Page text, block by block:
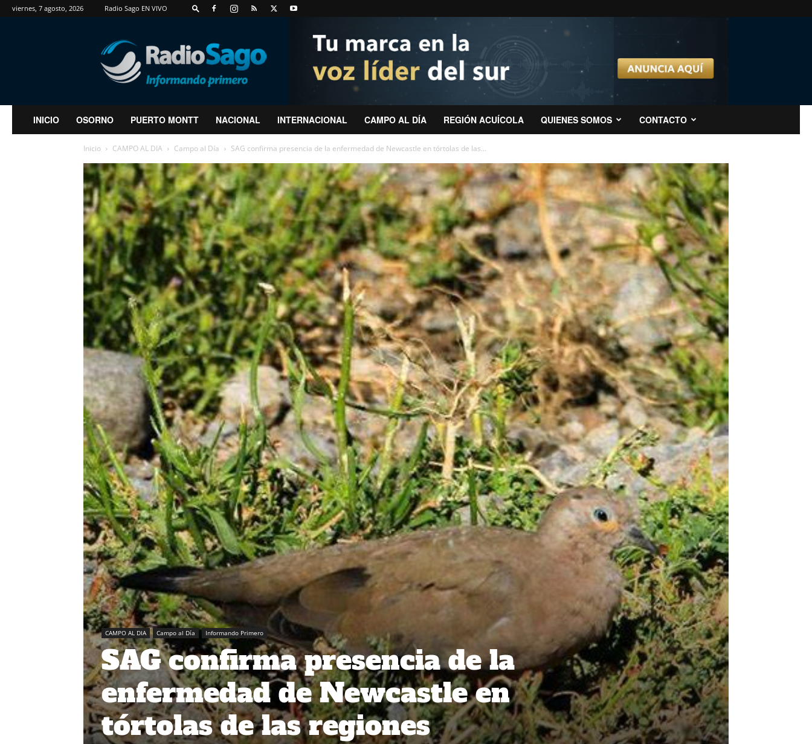
viernes, 7 agosto, 2026 Radio Sago EN VIVO
RadioSago
INICIO OSORNO PUERTO MONTT NACIONAL INTERNACIONAL CAMPO AL DÍA REGIÓN ACUÍCOLA QUIENES SOMOS CONTACTO
Inicio CAMPO AL DIA Campo al Día SAG confirma presencia de la enfermedad de Newcastle en tórtolas de las...
CAMPO AL DIA Campo al Día Informando Primero
SAG confirma presencia de la
enfermedad de Newcastle en
tórtolas de las regiones